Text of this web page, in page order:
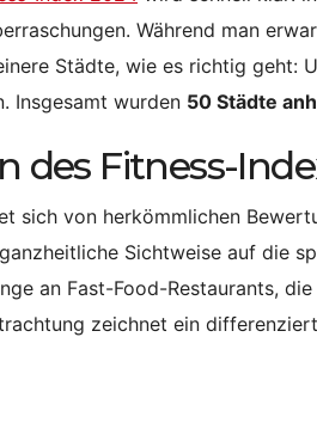
Während man
Städte, wie es richtig geht:
Insgesamt wurden 50 Städte
des Fitness-
sich von herkömmlichen
Sichtweise auf die
an Fast-Food-Restaurants,
zeichnet ein